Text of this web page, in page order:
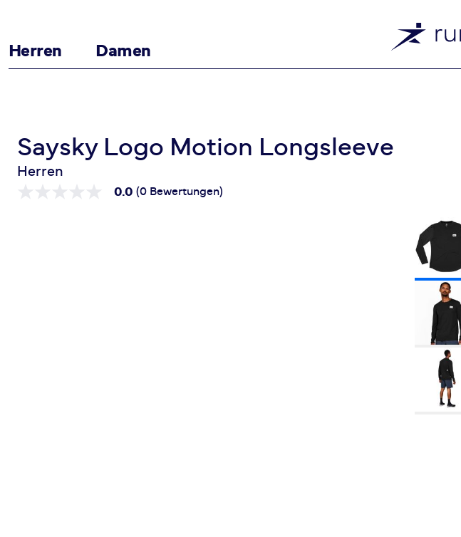
Herren Damen
Logo Motion Longsleeve
Saysky Logo Motion Longsleeve
Herren
0.0 (0 Bewertungen)